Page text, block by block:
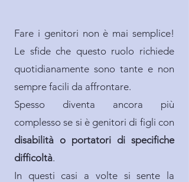
Fare i genitori non è mai semplice!
Le sfide che questo ruolo richiede
quotidianamente sono tante e non
sempre facili da affrontare.
Spesso diventa ancora più
complesso se si è genitori di figli con
disabilità o portatori di specifiche
difficoltà.
In questi casi a volte si sente la